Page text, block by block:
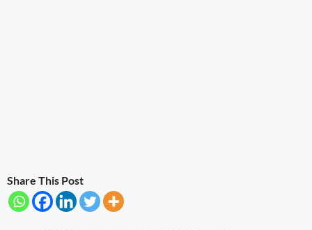
Share This Post